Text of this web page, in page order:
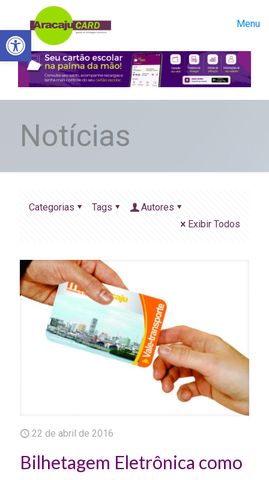
Abrir a barra de ferramentas
Menu
Notícias
Categorias Tags
Autores
Exibir Todos
22 de abril de 2016
Bilhetagem Eletrônica como